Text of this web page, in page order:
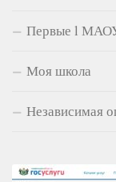
Первые l
Моя школа
Независимая